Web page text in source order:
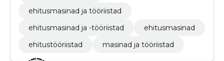
ehitusmasinad ja tööriistad
ehitusmasinad ja -tööriistad
ehitusmasinad
ehitustööriistad
masinad ja tööriistad